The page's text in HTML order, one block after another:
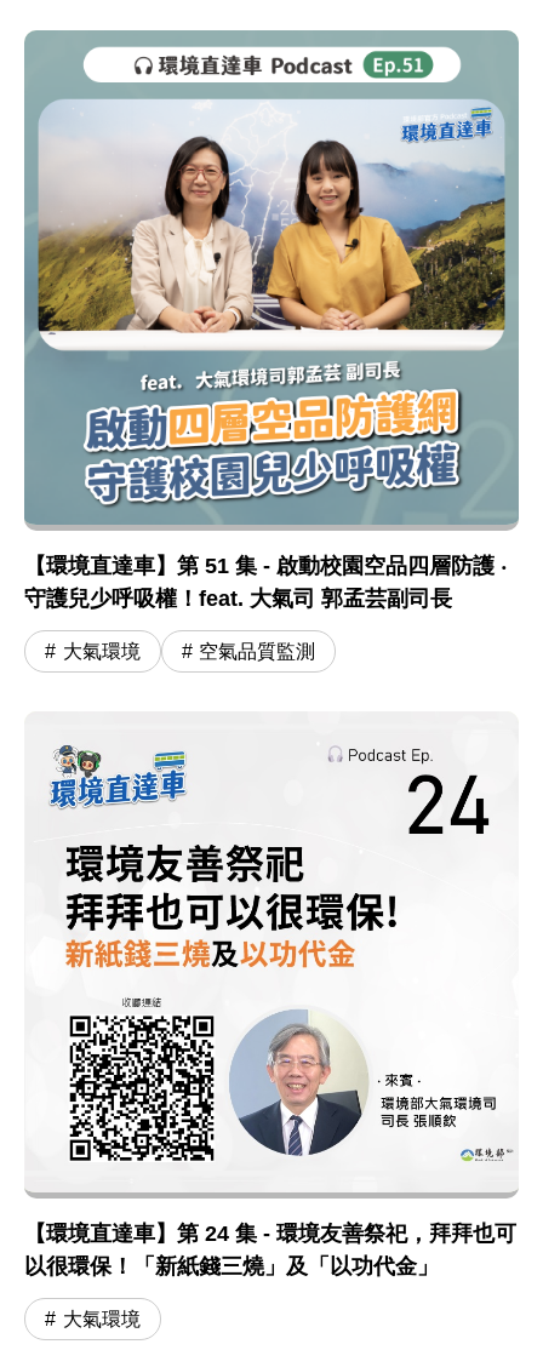
【環境直達車】第 51 集 - 啟動校園空品四層防護 ‧
守護兒少呼吸權！feat. 大氣司 郭孟芸副司長
大氣環境 空氣品質監測
【環境直達車】第 24 集 - 環境友善祭祀，拜拜也可
以很環保！「新紙錢三燒」及「以功代金」
大氣環境